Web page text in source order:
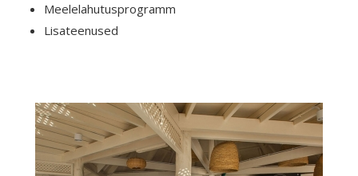
Meelelahutusprogramm
Lisateenused